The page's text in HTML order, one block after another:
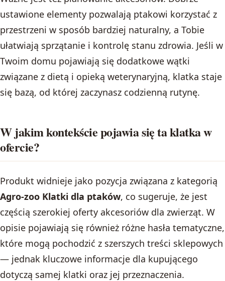
ustawione elementy pozwalają ptakowi korzystać z
przestrzeni w sposób bardziej naturalny, a Tobie
ułatwiają sprzątanie i kontrolę stanu zdrowia. Jeśli w
Twoim domu pojawiają się dodatkowe wątki
związane z dietą i opieką weterynaryjną, klatka staje
się bazą, od której zaczynasz codzienną rutynę.
W jakim kontekście pojawia się ta klatka w
ofercie?
Produkt widnieje jako pozycja związana z kategorią
Agro-zoo Klatki dla ptaków, co sugeruje, że jest
częścią szerokiej oferty akcesoriów dla zwierząt. W
opisie pojawiają się również różne hasła tematyczne,
które mogą pochodzić z szerszych treści sklepowych
— jednak kluczowe informacje dla kupującego
dotyczą samej klatki oraz jej przeznaczenia.